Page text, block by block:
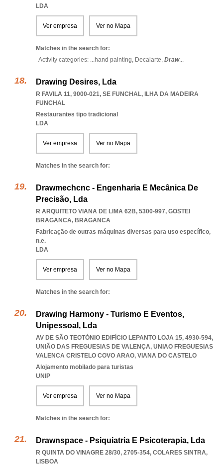
LDA
Ver empresa Ver no Mapa
Matches in the search for:
Activity categories: ...hand painting, Decalarte, Draw...
Drawing Desires, Lda
R FAVILA 11, 9000-021, SE FUNCHAL, ILHA DA MADEIRA
FUNCHAL
Restaurantes tipo tradicional
LDA
Ver empresa Ver no Mapa
Matches in the search for:
Drawmechcnc - Engenharia E Mecânica De
Precisão, Lda
R ARQUITETO VIANA DE LIMA 62B, 5300-997, GOSTEI
BRAGANCA, BRAGANCA
Fabricação de outras máquinas diversas para uso específico,
n.e.
LDA
Ver empresa Ver no Mapa
Matches in the search for:
Drawing Harmony - Turismo E Eventos,
Unipessoal, Lda
AV DE SÃO TEOTÓNIO EDIFÍCIO LEPANTO LOJA 15, 4930-594,
UNIÃO DAS FREGUESIAS DE VALENÇA, UNIAO FREGUESIAS
VALENCA CRISTELO COVO ARAO, VIANA DO CASTELO
Alojamento mobilado para turistas
UNIP
Ver empresa Ver no Mapa
Matches in the search for:
Drawnspace - Psiquiatria E Psicoterapia, Lda
R QUINTA DO VINAGRE 28/30, 2705-354, COLARES SINTRA,
LISBOA